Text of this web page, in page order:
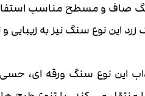
صاف و مسطح مناسب
این نوع سنگ نیز به زیبایی
این نوع سنگ ورقه ای، حسی